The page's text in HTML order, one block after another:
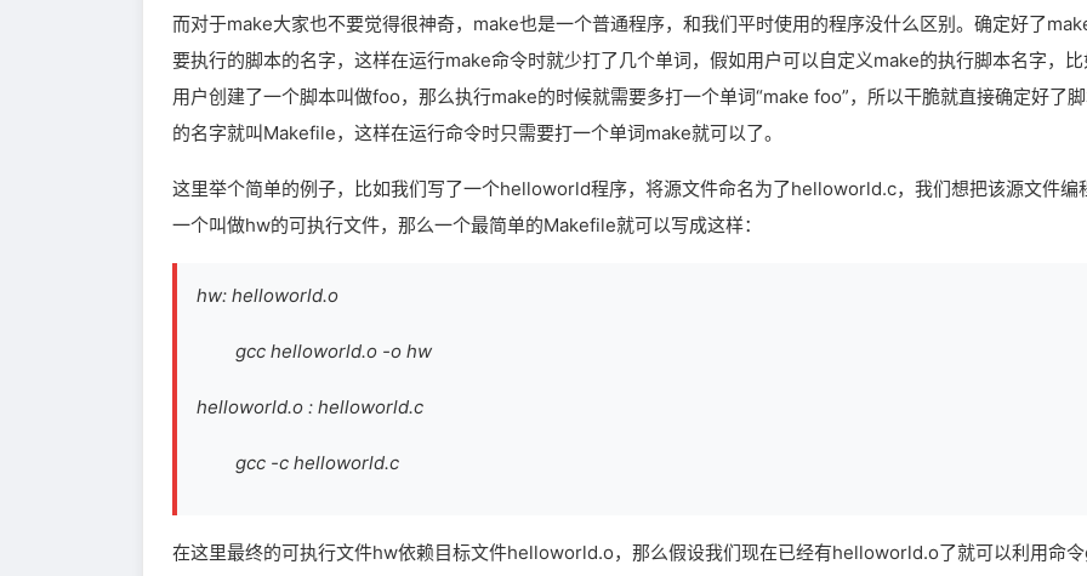
而对于make大家也不要觉得很神奇，make也是一个普通程序，和我们平时使用的程序没什么区别。确定好了
要执行的脚本的名字，这样在运行make命令时就少打了几个单词，假如用户可以自定义make的执行脚本名字，比
用户创建了一个脚本叫做foo，那么执行make的时候就需要多打一个单词“make foo”，所以干脆就直接确定好了
的名字就叫Makefile，这样在运行命令时只需要打一个单词make就可以了。
这里举个简单的例子，比如我们写了一个helloworld程序，将源文件命名为了helloworld.c，我们想把该源文件编
一个叫做hw的可执行文件，那么一个最简单的Makefile就可以写成这样：
hw: helloworld.o
gcc helloworld.o -o hw
helloworld.o : helloworld.c
gcc -c helloworld.c
在这里最终的可执行文件hw依赖目标文件helloworld.o，那么假设我们现在已经有helloworld.o了就可以利用命